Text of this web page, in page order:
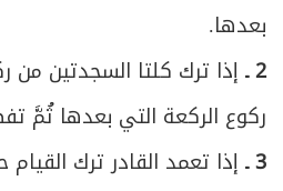
بعدها.
2 ـ إذا ترك كلتا السجدتين من
ركوع الركعة التي بعدها ثُمَّ
3 ـ إذا تعمد القادر ترك القيام
596
ص 598 المبحث الثالث ـ في
ص
601 المبحث الرابع ـ في أحكام